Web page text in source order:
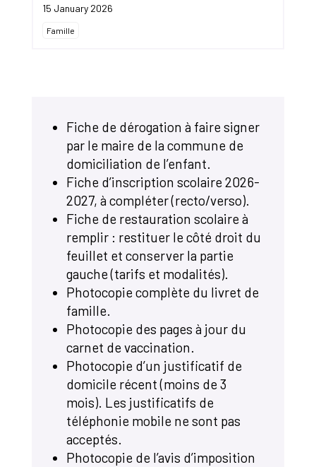
15 January 2026
Famille
Fiche de dérogation à faire signer
par le maire de la commune de
domiciliation de l’enfant.
Fiche d’inscription scolaire 2026-
2027, à compléter (recto/verso).
Fiche de restauration scolaire à
remplir : restituer le côté droit du
feuillet et conserver la partie
gauche (tarifs et modalités).
Photocopie complète du livret de
famille.
Photocopie des pages à jour du
carnet de vaccination.
Photocopie d’un justificatif de
domicile récent (moins de 3
mois). Les justificatifs de
téléphonie mobile ne sont pas
acceptés.
Photocopie de l’avis d’imposition